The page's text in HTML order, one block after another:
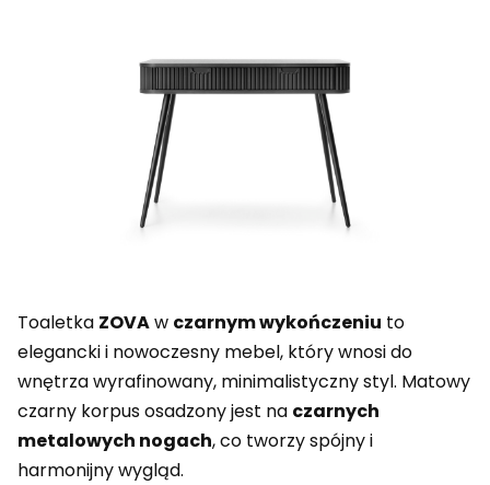
Toaletka ZOVAw czarnym wykończeniu to
elegancki i nowoczesny mebel, który wnosi do
wnętrza wyrafinowany, minimalistyczny styl. Matowy
czarny korpus osadzony jest na czarnych
metalowych nogach, co tworzy spójny i
harmonijny wygląd.